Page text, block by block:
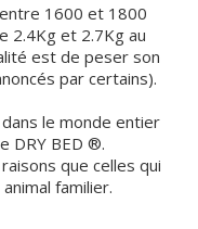
1600 et 1800
2.4Kg et 2.7Kg au
est de peser son
par certains).
le monde entier
DRY BED ®.
que celles qui
familier.